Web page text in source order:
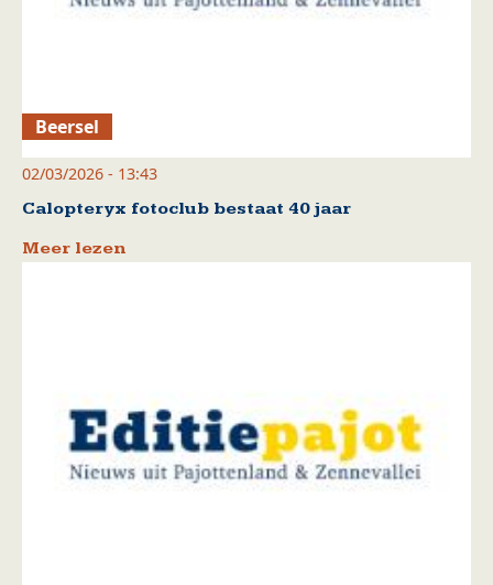
Beersel
02/03/2026 - 13:43
Calopteryx fotoclub bestaat 40 jaar
Meer lezen